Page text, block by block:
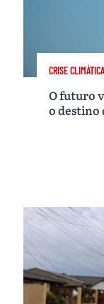
CRISE CLIMÁTICA
O futuro
o